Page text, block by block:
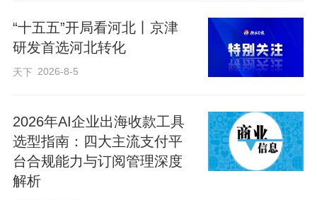
“十五五”开局看河北丨京津
研发首选河北转化
天下 2026-8-5
2026年AI企业出海收款工具
选型指南：四大主流支付平
台合规能力与订阅管理深度
解析